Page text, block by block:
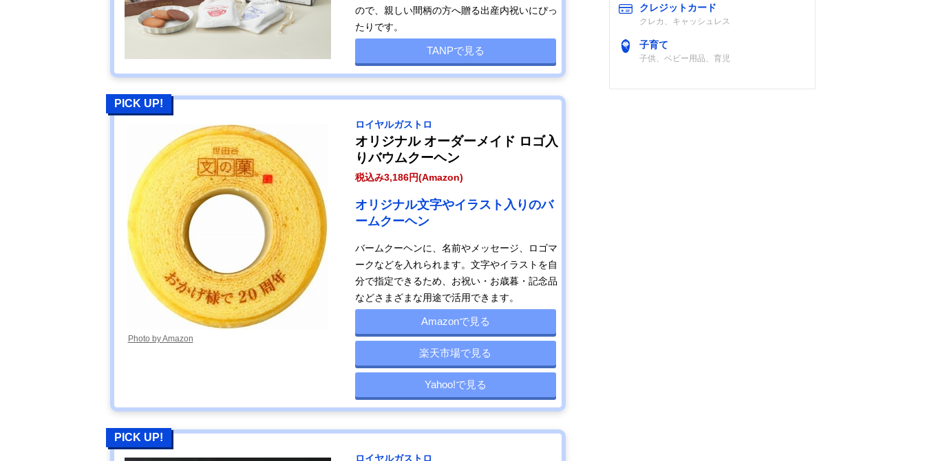
ので、親しい間柄の方へ贈る出産内祝いにぴっ
たりです。
TANPで見る
PICK UP!
Photo by Amazon
ロイヤルガストロ
オリジナル オーダーメイド ロゴ入
りバウムクーヘン
税込み3,186円(Amazon)
オリジナル文字やイラスト入りのバ
ームクーヘン
バームクーヘンに、名前やメッセージ、ロゴマ
ークなどを入れられます。文字やイラストを自
分で指定できるため、お祝い・お歳暮・記念品
などさまざまな用途で活用できます。
Amazonで見る
楽天市場で見る
Yahoo!で見る
PICK UP!
ロイヤルガストロ
クレジットカード
クレカ、キャッシュレス
子育て
子供、ベビー用品、育児